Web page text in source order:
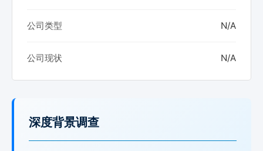
公司类型 N/A
公司现状 N/A
深度背景调查